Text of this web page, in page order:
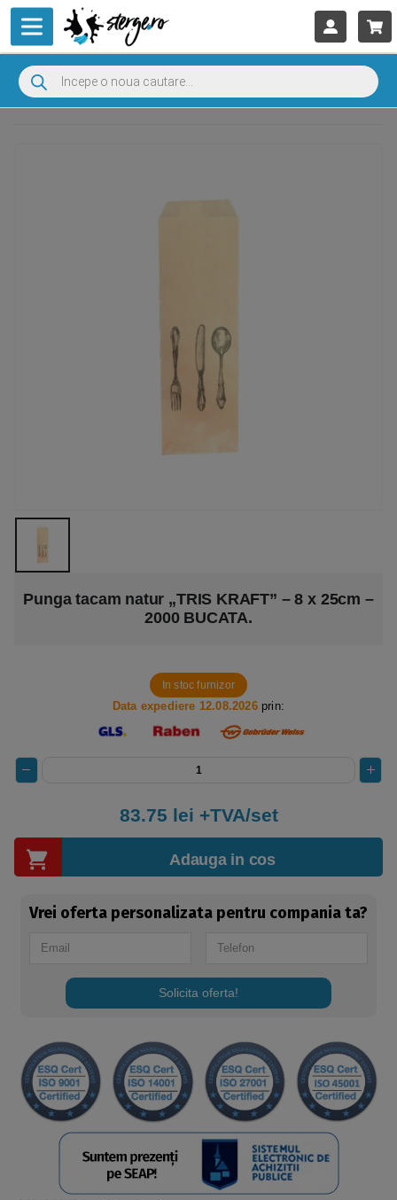
Punga tacam natur „TRIS KRAFT” – 8 x 25cm –
2000 BUCATA.
In stoc furnizor
Data expediere 12.08.2026prin:
83.75 lei +TVA/set
Adauga in cos
Vrei oferta personalizata pentru compania ta?
Solicita oferta!